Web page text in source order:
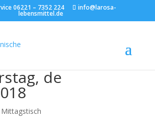
06221 – 7352 224 info@larosa-
lebensmittel.de
de
Mittagstisch